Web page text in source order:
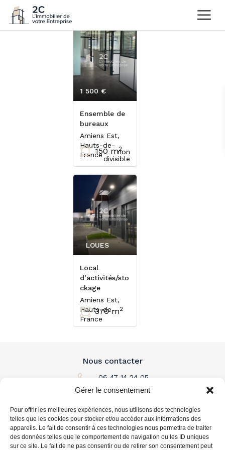
Gérer le consentement
Pour offrir les meilleures expériences, nous utilisons des technologies
telles que les cookies pour stocker et/ou accéder aux informations des
appareils. Le fait de consentir à ces technologies nous permettra de traiter
des données telles que le comportement de navigation ou les ID uniques
sur ce site. Le fait de ne pas consentir ou de retirer son consentement peut
Ensemble de
bureaux
non
divisible
1 500 €
Amiens Est,
Hauts-de-
France150 m2
Local
d’activités/sto
ckage
LOUES
Amiens Est,
Hauts-de-
France
370 m2
L'immobilier à louer
L'immobilier à acheter
Nous contacter
06 47 14 24 05
Par email